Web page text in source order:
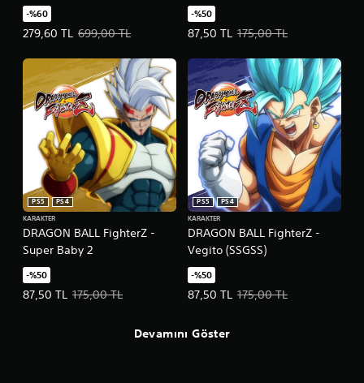
-%60
279,60 TL
Teklif edilen fiyat, 279,60 TL. Orijinal fiyat, 699,00 TL.
699,00 TL
-%50
87,50 TL
Teklif edilen fiyat, 87,50 TL.
175,00 TL
DRAGON BALL FighterZ -
Super Baby 2
PS5
PS4
KARAKTER
-%50
87,50 TL
Teklif edilen fiyat, 87,50 TL. Orijinal fiyat, 175,00 TL.
175,00 TL
DRAGON BALL FighterZ -
Vegito (SSGSS)
PS5
PS4
KARAKTER
-%50
87,50 TL
Teklif edilen fiyat, 87,50 TL.
175,00 TL
Devamını Göster